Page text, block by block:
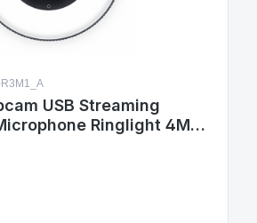
USB Streaming
Ringlight 4MP